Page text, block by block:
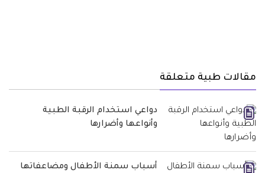
مقالات طبية متعلقة
دواعي استخدام الرقبة الطبية
وأنواعها وأضرارها
أسباب سمنة الأطفال ومضاعفاتها